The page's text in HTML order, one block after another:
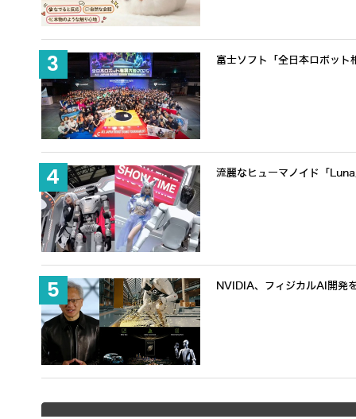
富士ソフト「全日本ロボッ
流麗なヒューマノイド「
NVIDIA、フィジカルAI開